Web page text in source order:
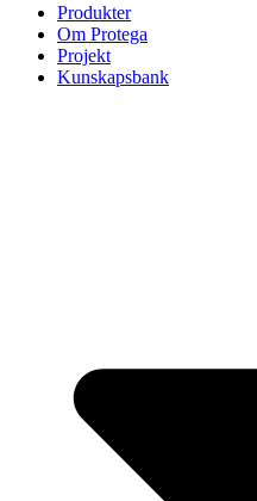
Produkter
Om Protega
Projekt
Kunskapsbank